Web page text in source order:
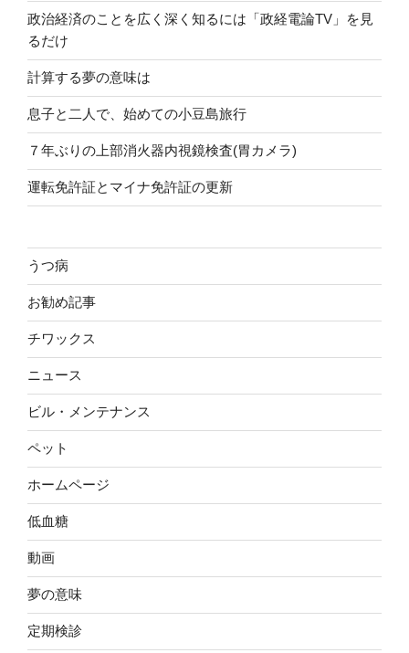
政治経済のことを広く深く知るには「政経電論TV」を見
るだけ
計算する夢の意味は
息子と二人で、始めての小豆島旅行
７年ぶりの上部消火器内視鏡検査(胃カメラ)
運転免許証とマイナ免許証の更新
うつ病
お勧め記事
チワックス
ニュース
ビル・メンテナンス
ペット
ホームページ
低血糖
動画
夢の意味
定期検診